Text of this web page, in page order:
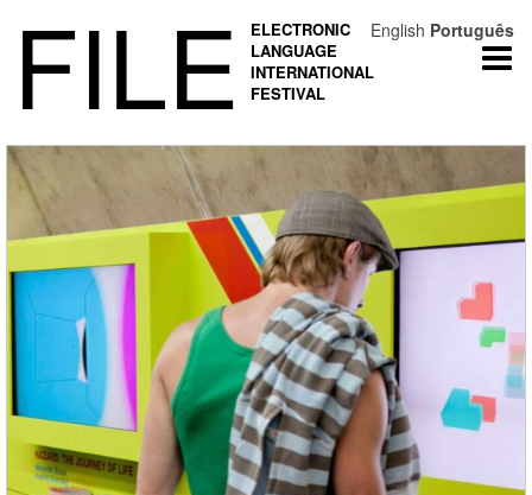
FILE
ELECTRONIC
LANGUAGE
INTERNATIONAL
FESTIVAL
English Português